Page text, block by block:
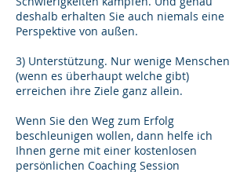
deshalb erhalten Sie auch niemals eine
Perspektive von außen.
3) Unterstützung. Nur wenige Menschen
(wenn es überhaupt welche gibt)
erreichen ihre Ziele ganz allein.
Wenn Sie den Weg zum Erfolg
beschleunigen wollen, dann helfe ich
Ihnen gerne mit einer kostenlosen
persönlichen Coaching Session